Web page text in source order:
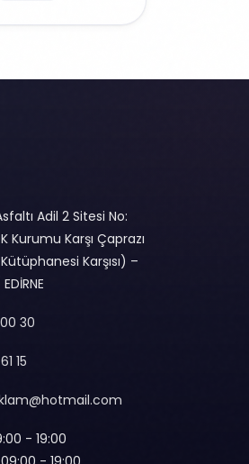
Adil 2 Sitesi No:
Kurumu Karşı Çaprazı
Karşısı) –
30
15
- 19:00